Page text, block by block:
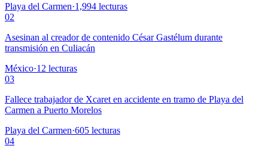
Playa del Carmen·1,994 lecturas
02
Asesinan al creador de contenido César Gastélum durante
transmisión en Culiacán
México·12 lecturas
03
Fallece trabajador de Xcaret en accidente en tramo de Playa del
Carmen a Puerto Morelos
Playa del Carmen·605 lecturas
04